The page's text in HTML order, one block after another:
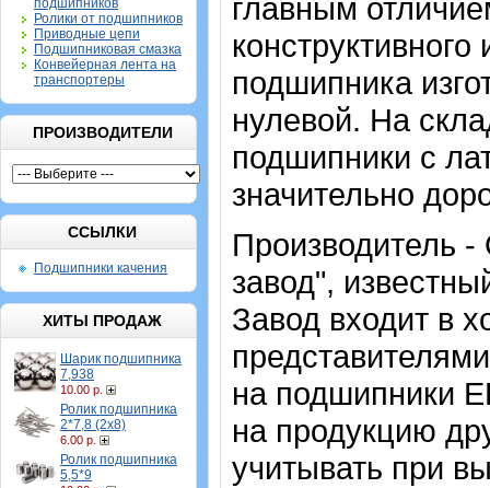
подшипников
Ролики от подшипников
Приводные цепи
Подшипниковая смазка
Конвейерная лента на
транспортеры
ПРОИЗВОДИТЕЛИ
ССЫЛКИ
Подшипники качения
ХИТЫ ПРОДАЖ
Шарик подшипника
7,938
10.00 р.
Ролик подшипника
2*7,8 (2х8)
6.00 р.
Ролик подшипника
5,5*9
главным
подшипника
нулевой. На
подшипники с
значительно
Производитель
завод",
Завод входит в
на подшипники
на продукцию
учитывать при